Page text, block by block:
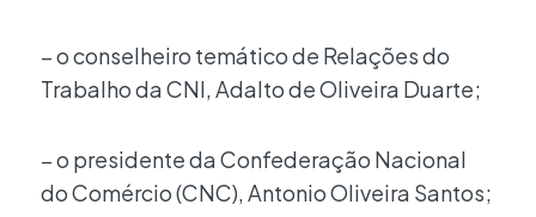
– o conselheiro temático de Relações do
Trabalho da CNI, Adalto de Oliveira Duarte;
– o presidente da Confederação Nacional
do Comércio (CNC), Antonio Oliveira Santos;